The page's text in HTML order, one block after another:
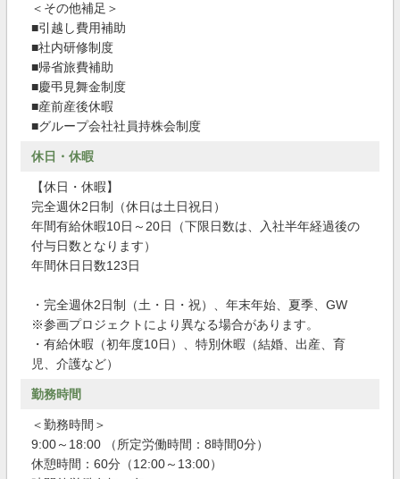
＜その他補足＞
■引越し費用補助
■社内研修制度
■帰省旅費補助
■慶弔見舞金制度
■産前産後休暇
■グループ会社社員持株会制度
休日・休暇
【休日・休暇】
完全週休2日制（休日は土日祝日）
年間有給休暇10日～20日（下限日数は、入社半年経過後の
付与日数となります）
年間休日日数123日
・完全週休2日制（土・日・祝）、年末年始、夏季、GW
※参画プロジェクトにより異なる場合があります。
・有給休暇（初年度10日）、特別休暇（結婚、出産、育
児、介護など）
勤務時間
＜勤務時間＞
9:00～18:00 （所定労働時間：8時間0分）
休憩時間：60分（12:00～13:00）